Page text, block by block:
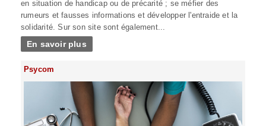
en situation de handicap ou de précarité ; se méfier des
rumeurs et fausses informations et développer l'entraide et la
solidarité. Sur son site sont également...
En savoir plus
Psycom